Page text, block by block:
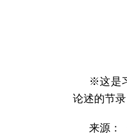
※这是
论述的节
来源：